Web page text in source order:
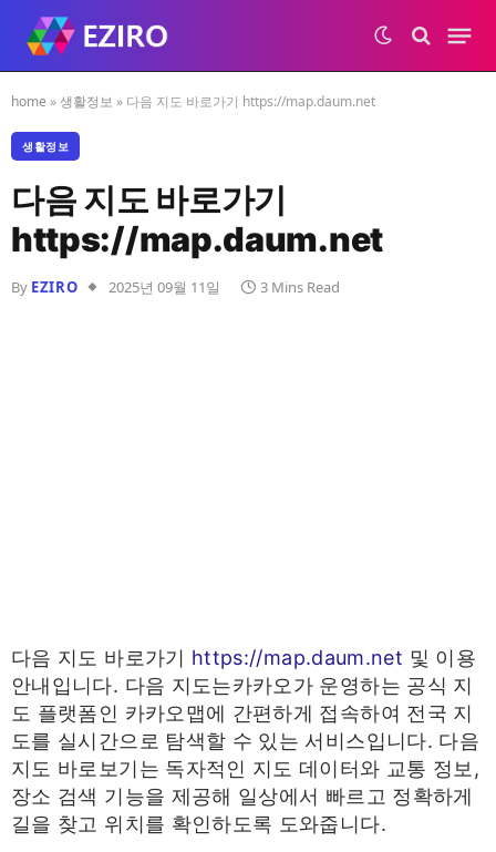
home »생활정보 » 다음 지도 바로가기 https://map.daum.net
생활정보
다음 지도 바로가기
https://map.daum.net
By EZIRO 2025년 09월 11일 3 Mins Read
다음 지도 바로가기 https://map.daum.net 및 이용
안내입니다. 다음 지도는카카오가 운영하는 공식 지
도 플랫폼인 카카오맵에 간편하게 접속하여 전국 지
도를 실시간으로 탐색할 수 있는 서비스입니다. 다음
지도 바로보기는 독자적인 지도 데이터와 교통 정보,
장소 검색 기능을 제공해 일상에서 빠르고 정확하게
길을 찾고 위치를 확인하도록 도와줍니다.